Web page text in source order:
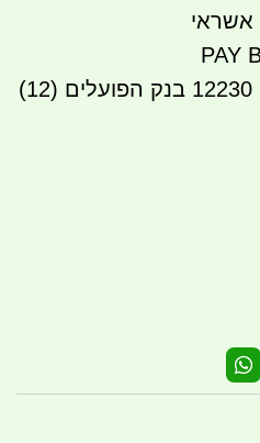
העברה בנקאית לחשבון 12230 בנק הפועלים (12)